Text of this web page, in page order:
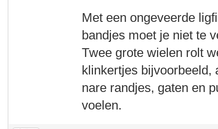
Met een ongeveerde
bandjes moet je niet te
Twee grote wielen rolt
klinkertjes bijvoorbeeld,
nare randjes, gaten en
voelen.